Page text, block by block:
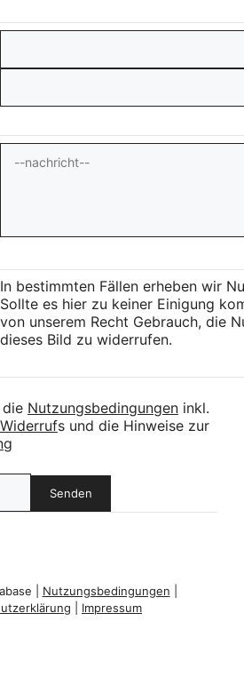
In bestimmten Fällen erheben wir
Sollte es hier zu keiner Einigung
von unserem Recht Gebrauch, die
dieses Bild zu widerrufen.
Nutzungsbedingungen inkl.
Widerrufs und die Hinweise zur
| Nutzungsbedingungen
Impressum